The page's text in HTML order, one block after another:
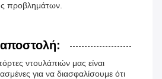
προβλημάτων.
ντουλάπιών μας είναι
για να διασφαλίσουμε ότι